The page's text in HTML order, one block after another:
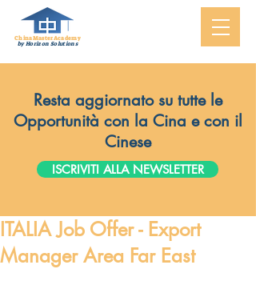
ChinaMasterAcademy
by Horizon Solutions
Resta aggiornato su tutte le
Opportunità con la Cina e con il
Cinese
ISCRIVITI ALLA NEWSLETTER
ITALIA Job Offer - Export
Manager Area Far East